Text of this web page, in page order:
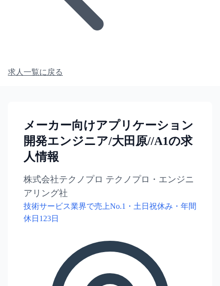
求人一覧に戻る
メーカー向けアプリケーション
開発エンジニア/大田原//A1の求
人情報
株式会社テクノプロ テクノプロ・エンジニ
アリング社
技術サービス業界で売上No.1・土日祝休み・年間
休日123日